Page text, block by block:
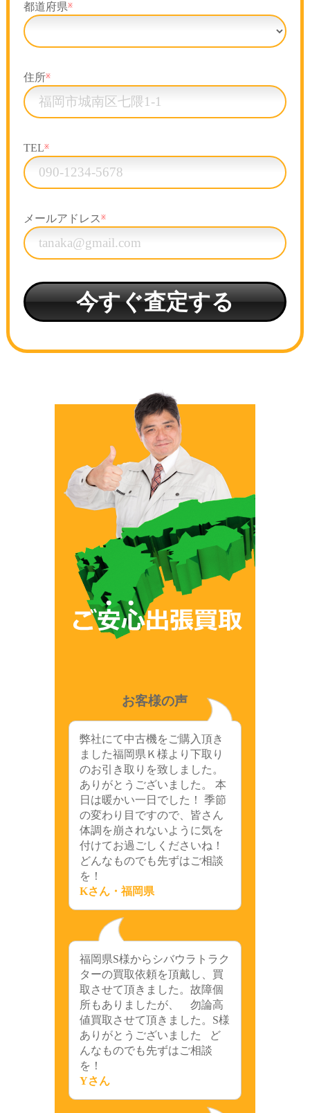
都道府県※
住所※
TEL※
メールアドレス ※
お客様の声
弊社にて中古機をご購入頂き
ました福岡県Ｋ様より下取り
のお引き取りを致しました。
ありがとうございました。 本
日は暖かい一日でした！ 季節
の変わり目ですので、皆さん
体調を崩されないように気を
付けてお過ごしくださいね！
どんなものでも先ずはご相談
を！
Kさん・福岡県
福岡県S様からシバウラトラク
ターの買取依頼を頂戴し、買
取させて頂きました。故障個
所もありましたが、 勿論高
値買取させて頂きました。S様
ありがとうございました ど
んなものでも先ずはご相談
を！
Yさん